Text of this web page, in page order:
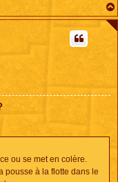
ou se met en colère.
pousse à la flotte dans le